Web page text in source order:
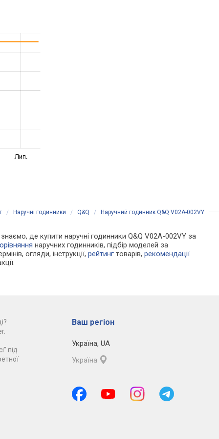
Лип.
/ Наручні годинники / Q&Q / Наручний годинник Q&Q V02A-002VY
де купити наручні годинники Q&Q V02A-002VY за
наручних годинників, підбір моделей за
огляди, інструкції,рейтинг товарів,рекомендації
під
Ваш регіон
Україна, UA
Україна